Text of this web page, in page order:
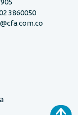
3860050